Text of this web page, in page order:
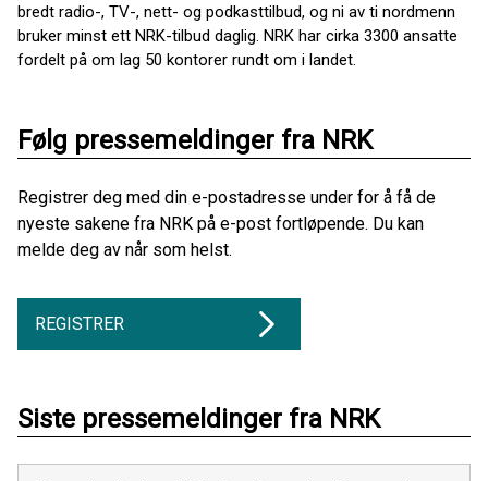
bredt radio-, TV-, nett- og podkasttilbud, og ni av ti nordmenn
bruker minst ett NRK-tilbud daglig. NRK har cirka 3300 ansatte
fordelt på om lag 50 kontorer rundt om i landet.
Følg pressemeldinger fra NRK
Registrer deg med din e-postadresse under for å få de
nyeste sakene fra NRK på e-post fortløpende. Du kan
melde deg av når som helst.
REGISTRER
Siste pressemeldinger fra NRK